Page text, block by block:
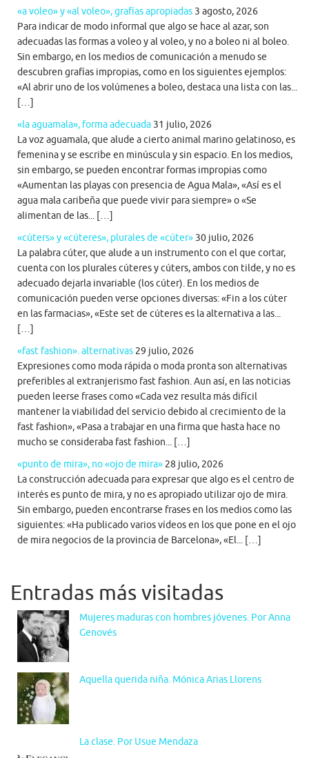
«a voleo» y «al voleo», grafías apropiadas 3 agosto, 2026
Para indicar de modo informal que algo se hace al azar, son
adecuadas las formas a voleo y al voleo, y no a boleo ni al boleo.
Sin embargo, en los medios de comunicación a menudo se
descubren grafías impropias, como en los siguientes ejemplos:
«Al abrir uno de los volúmenes a boleo, destaca una lista con las...
[…]
«la aguamala», forma adecuada 31 julio, 2026
La voz aguamala, que alude a cierto animal marino gelatinoso, es
femenina y se escribe en minúscula y sin espacio. En los medios,
sin embargo, se pueden encontrar formas impropias como
«Aumentan las playas con presencia de Agua Mala», «Así es el
agua mala caribeña que puede vivir para siempre» o «Se
alimentan de las... […]
«cúters» y «cúteres», plurales de «cúter» 30 julio, 2026
La palabra cúter, que alude a un instrumento con el que cortar,
cuenta con los plurales cúteres y cúters, ambos con tilde, y no es
adecuado dejarla invariable (los cúter). En los medios de
comunicación pueden verse opciones diversas: «Fin a los cúter
en las farmacias», «Este set de cúteres es la alternativa a las...
[…]
«fast fashion». alternativas 29 julio, 2026
Expresiones como moda rápida o moda pronta son alternativas
preferibles al extranjerismo fast fashion. Aun así, en las noticias
pueden leerse frases como «Cada vez resulta más difícil
mantener la viabilidad del servicio debido al crecimiento de la
fast fashion», «Pasa a trabajar en una firma que hasta hace no
mucho se consideraba fast fashion... […]
«punto de mira», no «ojo de mira» 28 julio, 2026
La construcción adecuada para expresar que algo es el centro de
interés es punto de mira, y no es apropiado utilizar ojo de mira.
Sin embargo, pueden encontrarse frases en los medios como las
siguientes: «Ha publicado varios vídeos en los que pone en el ojo
de mira negocios de la provincia de Barcelona», «El... […]
Entradas más visitadas
Mujeres maduras con hombres jóvenes. Por Anna
Genovés
Aquella querida niña. Mónica Arias Llorens
La clase. Por Usue Mendaza